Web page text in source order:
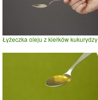
Łyżeczka oleju z kiełków kukurydzy